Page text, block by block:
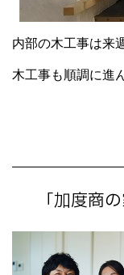
内部の木工事は来
木工事も順調に進
「加度商